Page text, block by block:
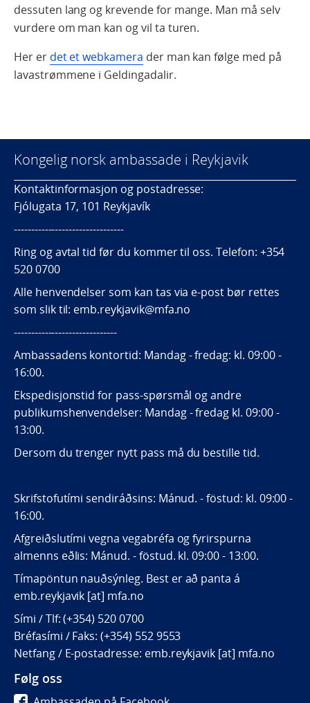
dessuten lang og krevende for mange. Man må selv
vurdere om man kan og vil ta turen.
Her er det et webkamera der man kan følge med på
lavastrømmene i Geldingadalir.
Kongelig norsk ambassade i Reykjavik
Kontaktinformasjon og postadresse:
Fjólugata 17, 101 Reykjavík
--------------------------------
Ring og avtal tid før du kommer til oss. Telefon: +354
520 0700
Alle henvendelser som kan tas via e-post bør rettes
som slik til: emb.reykjavik@mfa.no
------------------------------
Ambassadens kontortid: Mandag - fredag: kl. 09:00 -
16:00.
Ekspedisjonstid for pass-spørsmål og andre
publikumshenvendelser: Mandag - fredag kl. 09:00 -
13:00.
Dersom du trenger nytt pass må du bestille tid.
Skrifstofutími sendiráðsins: Mánud. - föstud: kl. 09:00 -
16:00.
Afgreiðslutími vegna vegabréfa og fyrirspurna
almenns eðlis: Mánud. - föstud. kl. 09:00 - 13:00.
Tímapöntun nauðsýnleg. Best er að panta á
emb.reykjavik [at] mfa.no
Sími / Tlf: (+354) 520 0700
Bréfasími / Faks: (+354) 552 9553
Netfang / E-postadresse: emb.reykjavik [at] mfa.no
Følg oss